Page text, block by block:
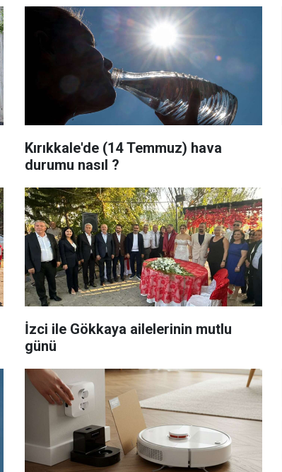
Kırıkkale'de (14 Temmuz) hava
durumu nasıl ?
İzci ile Gökkaya ailelerinin mutlu
günü